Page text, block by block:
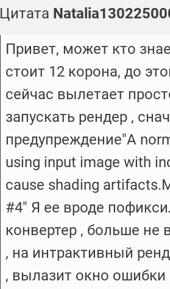
Цитата
Привет, может кто
стоит 12 корона, до
сейчас вылетает
запускать рендер ,
предупреждение"A
using input image with
cause shading
#4" Я ее вроде
конвертер , больше не
, на интрактивный
, вылазит окно ошибки